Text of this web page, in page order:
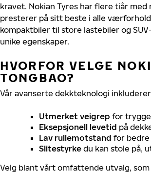
kravet. Nokian Tyres har flere tiår
presterer på sitt beste i alle
kompaktbiler til store lastebiler og
unike egenskaper.
HVORFOR VELGE
TONGBAO?
Vår avanserte dekkteknologi
Utmerket veigrep for
Eksepsjonell levetid på
Lav rullemotstand for
Slitestyrke du kan stole på,
Velg blant vårt omfattende utvalg,